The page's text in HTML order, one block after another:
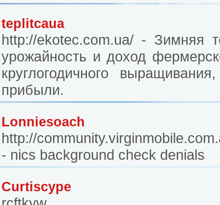
teplitcaua
http://ekotec.com.ua/ - Зимняя
урожайность и доход
круглогодичного
прибыли.
Lonniesoach
http://
- nics background check denials
Curtiscype